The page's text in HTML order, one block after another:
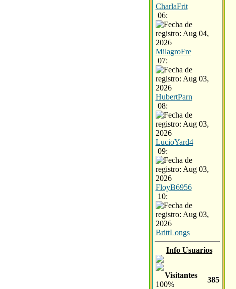
CharlaFrit
06:
MilagroFre
07:
HubertParn
08:
LucioYard4
09:
FloyB6956
10:
BrittLongs
Info Usuarios
Visitantes
100%
385